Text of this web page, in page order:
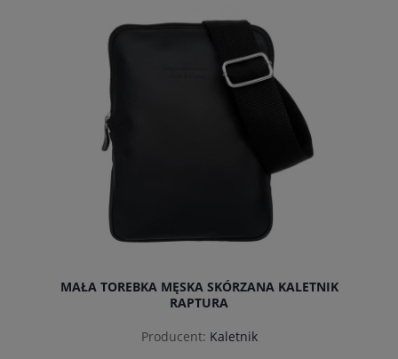
do koszyka
MAŁA TOREBKA MĘSKA SKÓRZANA KALETNIK
RAPTURA
Producent: Kaletnik